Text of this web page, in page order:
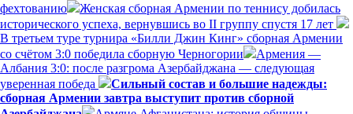
фехтованию
Женская сборная Армении по теннису добилась
исторического успеха, вернувшись во II группу спустя 17 лет
В третьем туре турнира «Билли Джин Кинг» сборная Армении
со счётом 3:0 победила сборную Черногории
Армения —
Албания 3:0: после разгрома Азербайджана — следующая
уверенная победа
Сильный состав и большие надежды:
сборная Армении завтра выступит против сборной